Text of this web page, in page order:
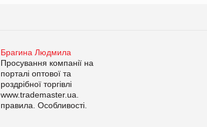
Брагина Людмила
Просування компанії на
порталі оптової та
роздрібної торгівлі
www.trademaster.ua.
правила. Особливості.